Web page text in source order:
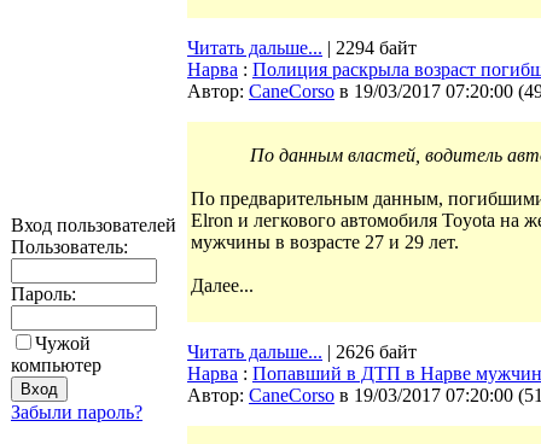
Вход пользователей
Пользователь:
Пароль:
Чужой
компьютер
Забыли пароль?
Читать дальше... | 2294 байт
Нарва : Полиция раскрыла возраст
Автор: CaneCorso в 19/03/2017 07:20:00 (
По данным властей, водитель
По предварительным данным, погибшими
Elron и легкового автомобиля Toyota на
мужчины в возрасте 27 и 29 лет.
Далее...
Читать дальше... | 2626 байт
Нарва : Попавший в ДТП в Нарве
Автор: CaneCorso в 19/03/2017 07:20:00 (